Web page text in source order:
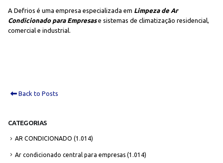
A Defrios é uma empresa especializada em Limpeza de Ar
Condicionado para Empresase sistemas de climatização residencial,
comercial e industrial.
Back to Posts
CATEGORIAS
AR CONDICIONADO (1.014)
Ar condicionado central para empresas (1.014)